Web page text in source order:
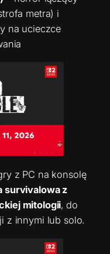
metra) i
na ucieczce
z PC na konsolę
survivalowa z
mitologii, do
z innymi lub solo.